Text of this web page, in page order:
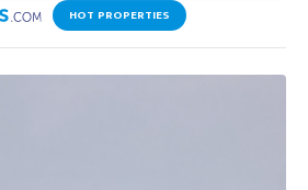
HOT PROPERTIES